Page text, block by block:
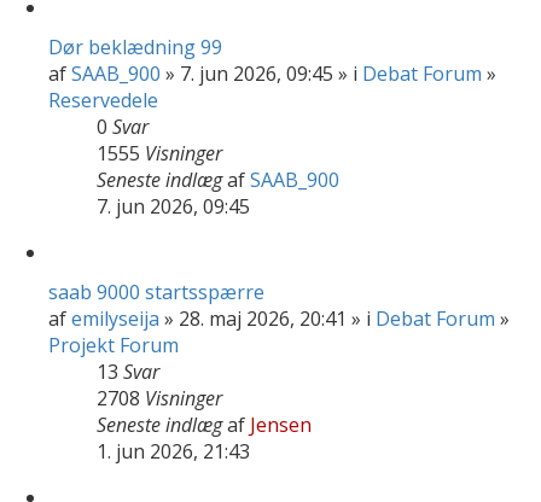
Dør beklædning 99
afSAAB_900 » 7. jun 2026, 09:45 » i Debat Forum »
Reservedele
0 Svar
1555 Visninger
Seneste indlægafSAAB_900
7. jun 2026, 09:45
saab 9000 startsspærre
afemilyseija » 28. maj 2026, 20:41 » i Debat Forum »
Projekt Forum
13 Svar
2708 Visninger
Seneste indlægaf Jensen
1. jun 2026, 21:43